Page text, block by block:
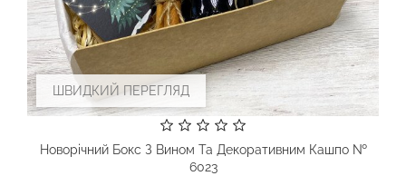
ШВИДКИЙ ПЕРЕГЛЯД
Новорічний Бокс З Вином Та Декоративним Кашпо №
6023